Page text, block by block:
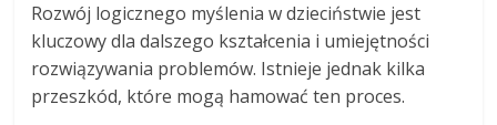
Rozwój logicznego myślenia w dzieciństwie jest
kluczowy dla dalszego kształcenia i umiejętności
rozwiązywania problemów. Istnieje jednak kilka
przeszkód, które mogą hamować ten proces.